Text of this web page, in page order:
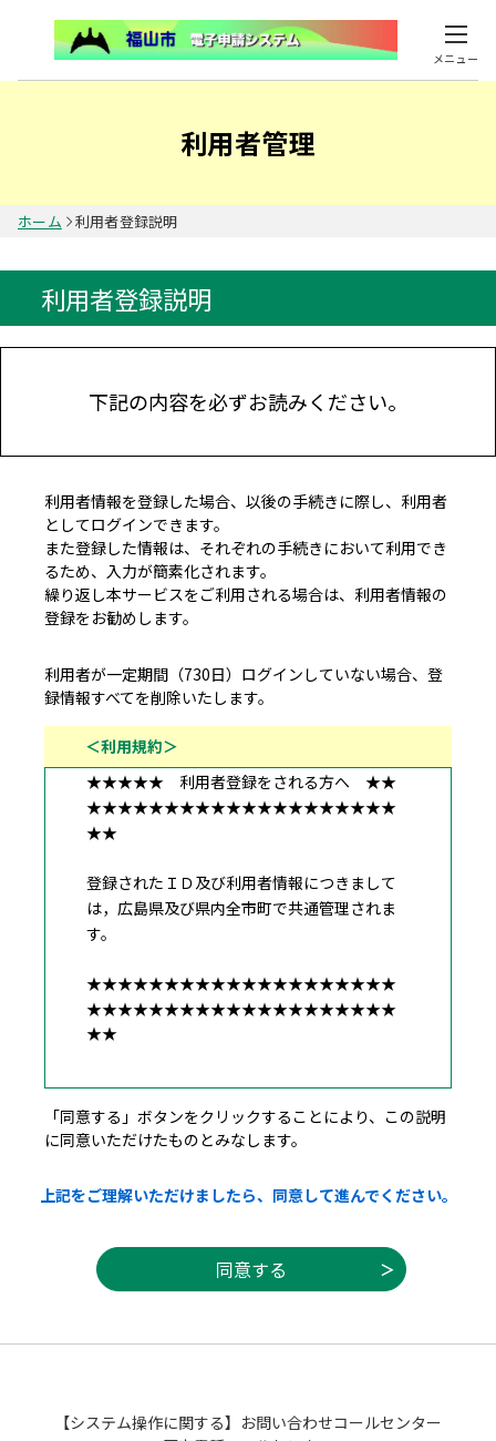
メニュー
利用者管理
ホーム 利用者登録説明
利用者登録説明
下記の内容を必ずお読みください。
利用者情報を登録した場合、以後の手続きに際し、利用者
としてログインできます。
また登録した情報は、それぞれの手続きにおいて利用でき
るため、入力が簡素化されます。
繰り返し本サービスをご利用される場合は、利用者情報の
登録をお勧めします。
利用者が一定期間（730日）ログインしていない場合、登
録情報すべてを削除いたします。
＜利用規約＞
★★★★★ 利用者登録をされる方へ ★★
★★★★★★★★★★★★★★★★★★★★
★★
登録されたＩＤ及び利用者情報につきまして
は，広島県及び県内全市町で共通管理されま
す。
★★★★★★★★★★★★★★★★★★★★
★★★★★★★★★★★★★★★★★★★★
★★
広島県・市町共同利用型電子申請システム利
用者規約
１ 目的
この規約は，利用者が広島県・市町共同利用
う。）を利用して広島県及び県内市町（以下
「県内自治体」という。）に申請・届出等の
（１）県内自治体は，この規約に従ってシス
テムを利用する者（以下「利用者」とい
「同意する」ボタンをクリックすることにより、この説明
に同意いただけたものとみなします。
上記をご理解いただけましたら、同意して進んでください。
【システム操作に関する】お問い合わせコールセンター